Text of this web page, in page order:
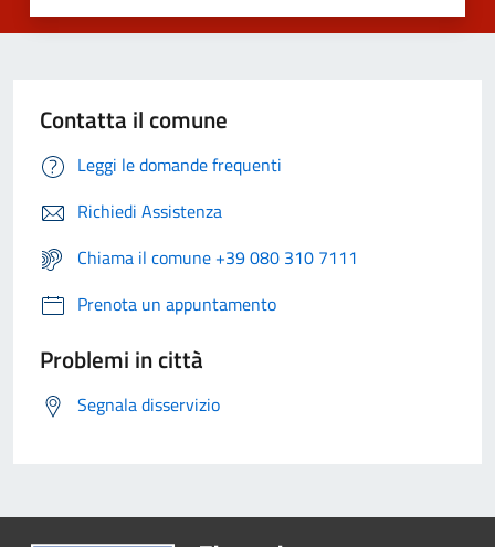
Contatta il comune
Leggi le domande frequenti
Richiedi Assistenza
Chiama il comune +39 080 310 7111
Prenota un appuntamento
Problemi in città
Segnala disservizio